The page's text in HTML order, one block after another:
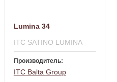
Lumina 34
ITC SATINO LUMINA
Производитель:
ITC Balta Group